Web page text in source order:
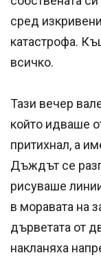
сред
катастрофа.
всичко.
Тази вечер
който идваше
притихнал, а
Дъждът се
рисуваше
в моравата на
дърветата от
накланяха